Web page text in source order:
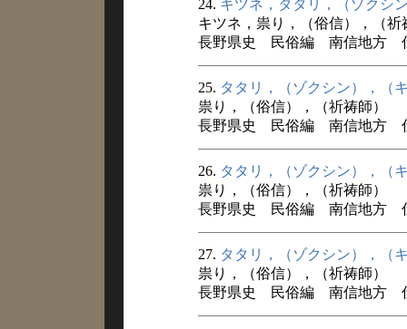
24. キツネ，タタリ，（ゾクシ
キツネ，祟り，（俗信），（祈
長野県史 民俗編 南信地方
25. タタリ，（ゾクシン），（
祟り，（俗信），（祈祷師）
長野県史 民俗編 南信地方
26. タタリ，（ゾクシン），（
祟り，（俗信），（祈祷師）
長野県史 民俗編 南信地方
27. タタリ，（ゾクシン），（
祟り，（俗信），（祈祷師）
長野県史 民俗編 南信地方